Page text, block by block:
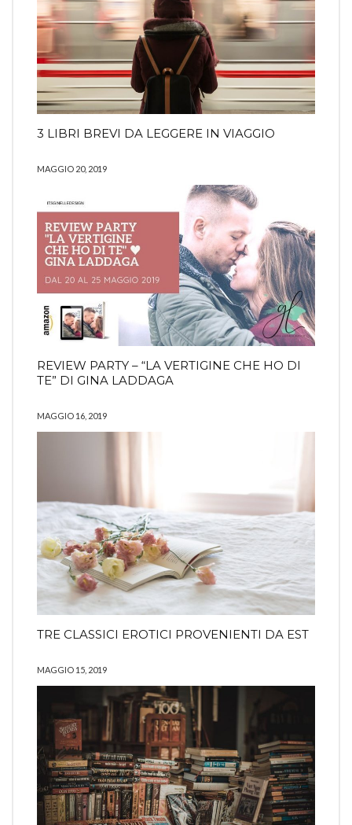
3 LIBRI BREVI DA LEGGERE IN VIAGGIO
MAGGIO 20, 2019
REVIEW PARTY – “LA VERTIGINE CHE HO DI
TE” DI GINA LADDAGA
MAGGIO 16, 2019
TRE CLASSICI EROTICI PROVENIENTI DA EST
MAGGIO 15, 2019